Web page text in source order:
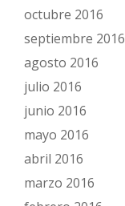
octubre 2016
septiembre 2016
agosto 2016
julio 2016
junio 2016
mayo 2016
abril 2016
marzo 2016